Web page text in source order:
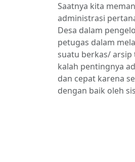
Saatnya kita
administrasi
Desa dalam
petugas dalam
suatu berkas/ arsip
kalah pentingnya
dan cepat karena
dengan baik oleh